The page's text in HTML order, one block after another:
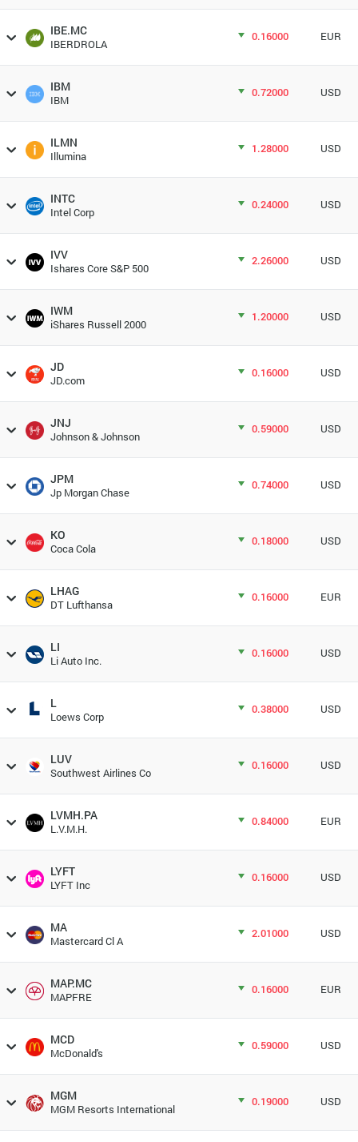
IBE.MC
IBERDROLA
0.16000 EUR
IBM
IBM
0.72000 USD
ILMN
Illumina
1.28000 USD
INTC
Intel Corp
0.24000 USD
IVV
Ishares Core S&P 500
2.26000 USD
IWM
iShares Russell 2000
1.20000 USD
JD
JD.com
0.16000 USD
JNJ
Johnson & Johnson
0.59000 USD
JPM
Jp Morgan Chase
0.74000 USD
KO
Coca Cola
0.18000 USD
LHAG
DT Lufthansa
0.16000 EUR
LI
Li Auto Inc.
0.16000 USD
L
Loews Corp
0.38000 USD
LUV
Southwest Airlines Co
0.16000 USD
LVMH.PA
L.V.M.H.
0.84000 EUR
LYFT
LYFT Inc
0.16000 USD
MA
Mastercard Cl A
2.01000 USD
MAP.MC
MAPFRE
0.16000 EUR
MCD
McDonald's
0.59000 USD
MGM
MGM Resorts International
0.19000 USD